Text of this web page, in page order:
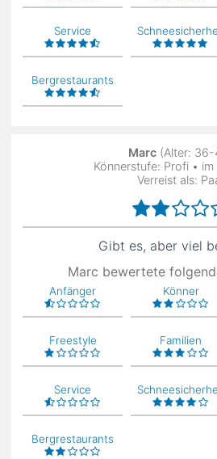
Service
Bergrestaurants
Marc (Alter: 36-
Könnerstufe: Profi • im
Verreist als:
Gibt es, aber viel
Marc bewertete
Anfänger Könner
Freestyle Familien
Service
Bergrestaurants